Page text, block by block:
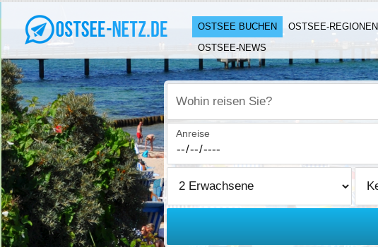
OSTSEE BUCHEN OSTSEE-REGIONEN
OSTSEE-NEWS
Wohin reisen Sie?
Anreise